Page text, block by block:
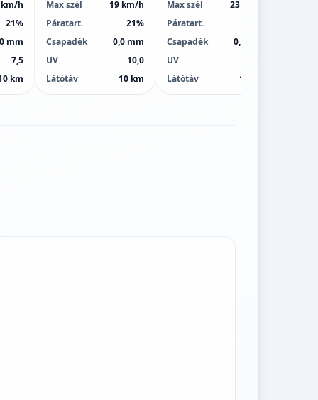
km/h
21%
mm
7,5
km
Max szél
19 km/h
Páratart.
21%
Csapadék
0,0 mm
UV
10,0
Látótáv
10 km
Max szél
23 km/h
Páratart.
Csapadék
0,9 mm
UV
Látótáv
10 km